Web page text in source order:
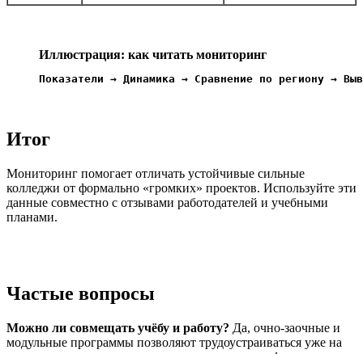
Иллюстрация: как читать мониторинг
Показатели → Динамика → Сравнение по региону →
Итог
Мониторинг помогает отличать устойчивые сильные
колледжи от формально «громких» проектов. Используйте эти
данные совместно с отзывами работодателей и учебными
планами.
Частые вопросы
Можно ли совмещать учёбу и работу? Да, очно-заочные и
модульные программы позволяют трудоустраиваться уже на